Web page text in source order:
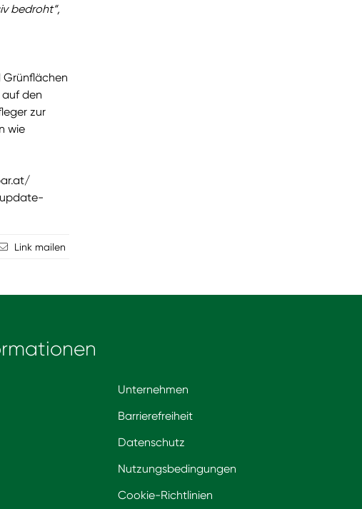
bedroht“,
Grünflächen
auf den
zur
wie
Link mailen
Unternehmen
Barrierefreiheit
Datenschutz
Nutzungsbedingungen
Cookie-Richtlinien